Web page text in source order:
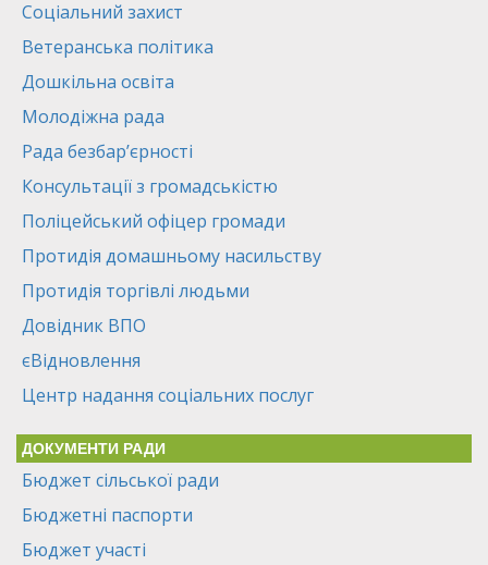
Соціальний захист
Ветеранська політика
Дошкільна освіта
Молодіжна рада
Рада безбар’єрності
Консультації з громадськістю
Поліцейський офіцер громади
Протидія домашньому насильству
Протидія торгівлі людьми
Довідник ВПО
єВідновлення
Центр надання соціальних послуг
ДОКУМЕНТИ РАДИ
Бюджет сільської ради
Бюджетні паспорти
Бюджет участі